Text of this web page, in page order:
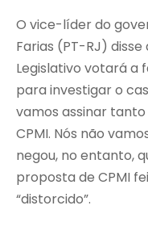
O vice-líder do
Farias (PT-RJ) disse
Legislativo votará a
para investigar o
vamos assinar
CPMI. Nós não
negou, no entanto,
proposta de CPMI
“distorcido”.